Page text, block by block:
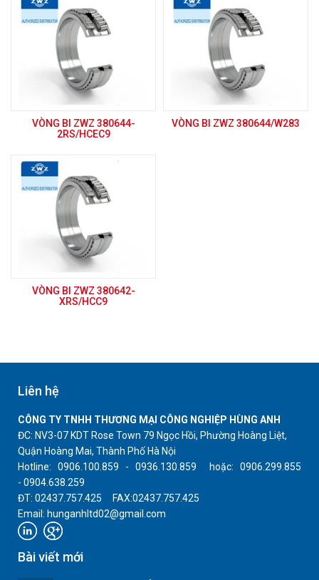
VÒNG BI ZWZ 380644-
2RS/HCEC9
VÒNG BI ZWZ 380644/W283
VÒNG BI ZWZ 380642-
XRS/HCC9
Liên hệ
CÔNG TY TNHH THƯƠNG MẠI CÔNG NGHIỆP HÙNG ANH
ĐC: NV3-07 KDT Rose Town 79 Ngọc Hồi, Phường Hoàng Liệt,
Quận Hoàng Mai, Thành Phố Hà Nội
Hotline: 0906.100.859 - 0936.130.859 hoặc: 0906.299.855
- 0904.638.259
ĐT: 02437.757.425 FAX:02437.757.425
Email: hunganhltd02@gmail.com
Bài viết mới